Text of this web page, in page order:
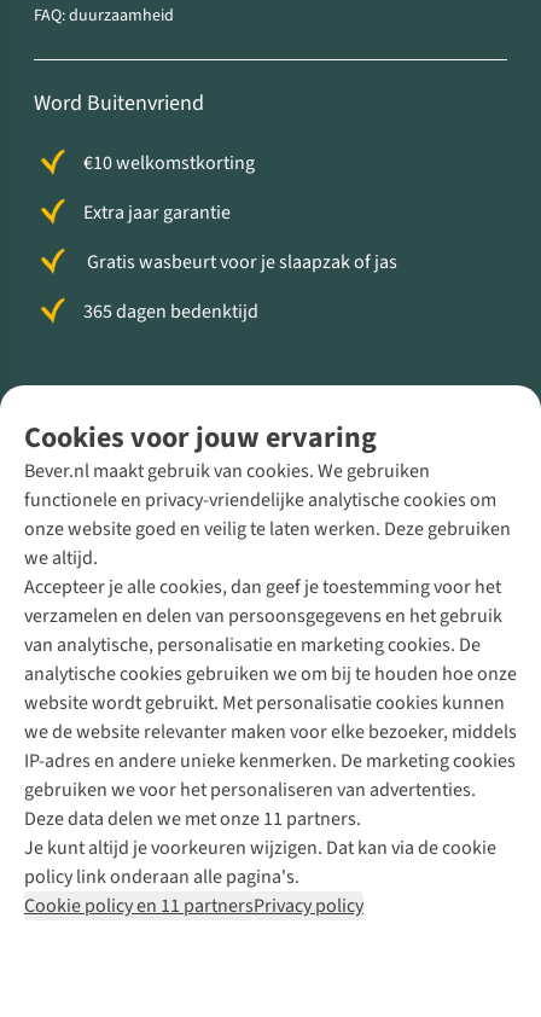
Cookies voor jouw ervaring
Bever.nl maakt gebruik van cookies. We gebruiken
functionele en privacy-vriendelijke analytische cookies om
onze website goed en veilig te laten werken. Deze gebruiken
we altijd.
Accepteer je alle cookies, dan geef je toestemming voor het
verzamelen en delen van persoonsgegevens en het gebruik
van analytische, personalisatie en marketing cookies. De
analytische cookies gebruiken we om bij te houden hoe onze
website wordt gebruikt. Met personalisatie cookies kunnen
we de website relevanter maken voor elke bezoeker, middels
IP-adres en andere unieke kenmerken. De marketing cookies
gebruiken we voor het personaliseren van advertenties.
Deze data delen we met onze 11 partners.
Je kunt altijd je voorkeuren wijzigen. Dat kan via de cookie
policy link onderaan alle pagina's.
Cookie policy en 11 partnersPrivacy policy
FAQ: duurzaamheid
Word Buitenvriend
€10 welkomstkorting
Extra jaar garantie
Gratis wasbeurt voor je slaapzak of jas
365 dagen bedenktijd
Direct advies van een Buitenexpert
+31 (0)85 888 50 88
+31 6 12 28 49 80
Contactformulier